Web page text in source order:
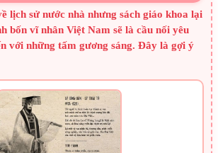
lịch sử nước nhà nhưng sách giáo khoa lại
bốn vĩ nhân Việt Nam sẽ là cầu nối yêu
với những tấm gương sáng. Đây là gợi ý